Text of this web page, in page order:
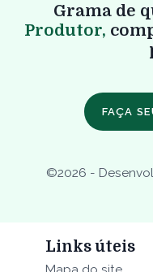
Grama de
Produtor,
FAÇA
©2026 -
Links úteis